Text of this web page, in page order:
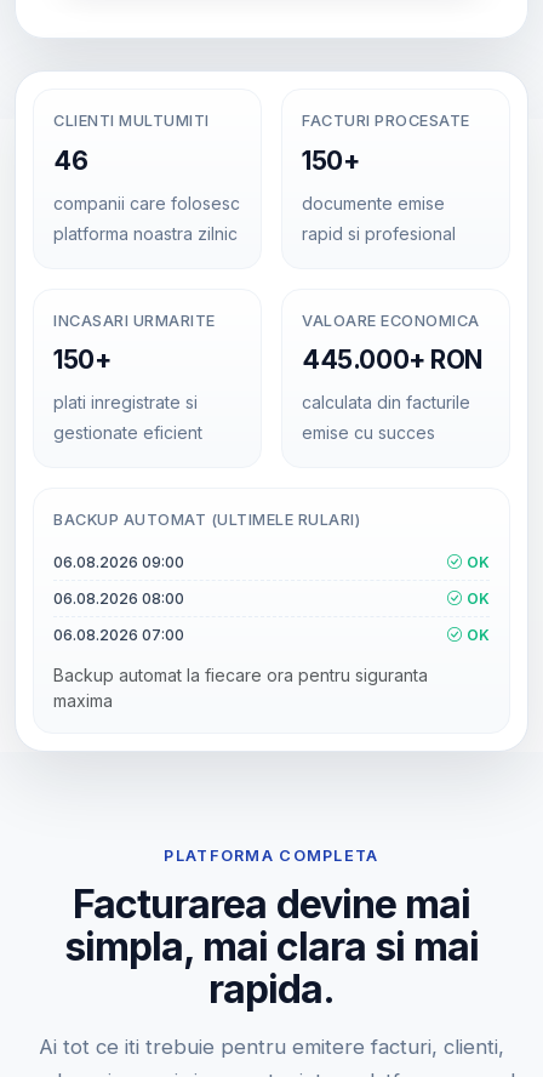
CLIENTI MULTUMITI
46
companii care folosesc
platforma noastra zilnic
FACTURI PROCESATE
150+
documente emise
rapid si profesional
INCASARI URMARITE
150+
plati inregistrate si
gestionate eficient
VALOARE ECONOMICA
445.000+ RON
calculata din facturile
emise cu succes
BACKUP AUTOMAT (ULTIMELE RULARI)
06.08.2026 09:00
OK
06.08.2026 08:00
OK
06.08.2026 07:00
OK
Backup automat la fiecare ora pentru siguranta
maxima
PLATFORMA COMPLETA
Facturarea devine mai
simpla, mai clara si mai
rapida.
Ai tot ce iti trebuie pentru emitere facturi, clienti,